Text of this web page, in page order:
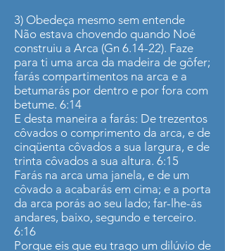
3) Obedeça mesmo sem entende
Não estava chovendo quando Noé
construiu a Arca (Gn 6.14-22). Faze
para ti uma arca da madeira de gôfer;
farás compartimentos na arca e a
betumarás por dentro e por fora com
betume. 6:14
E desta maneira a farás: De trezentos
côvados o comprimento da arca, e de
cinqüenta côvados a sua largura, e de
trinta côvados a sua altura. 6:15
Farás na arca uma janela, e de um
côvado a acabarás em cima; e a porta
da arca porás ao seu lado; far-lhe-ás
andares, baixo, segundo e terceiro.
6:16
Porque eis que eu trago um dilúvio de